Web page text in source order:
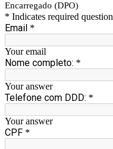
Encarregado (DPO)
* Indicates required question
Email *
Your email
Nome completo: *
Your answer
Telefone com DDD: *
Your answer
CPF *